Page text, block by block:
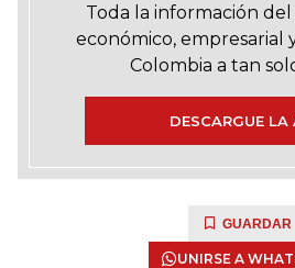
Toda la información
económico, empresarial
Colombia a tan
DESCARGUE LA
GUARDAR
UNIRSE A